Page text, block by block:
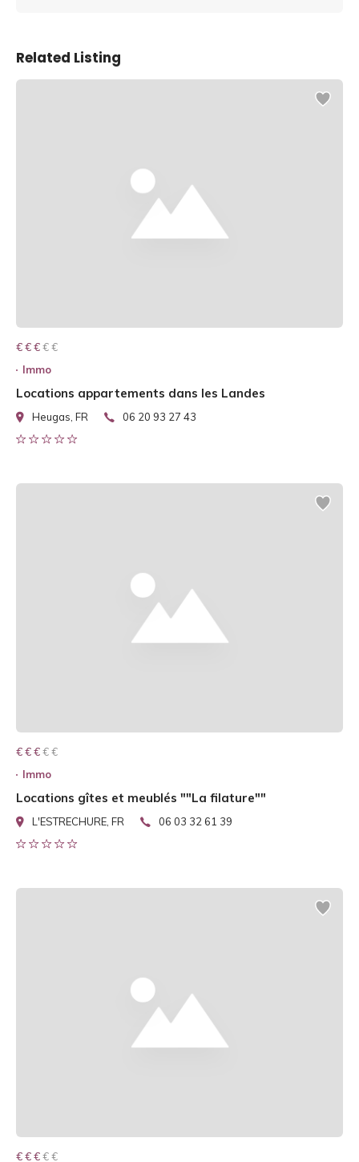
Related Listing
€ € € € €
€ € €
Immo
Locations appartements dans les Landes
Heugas, FR 06 20 93 27 43
€ € € € €
€ € €
Immo
Locations gîtes et meublés ""La filature""
L'ESTRECHURE, FR 06 03 32 61 39
€ € € € €
€ € €